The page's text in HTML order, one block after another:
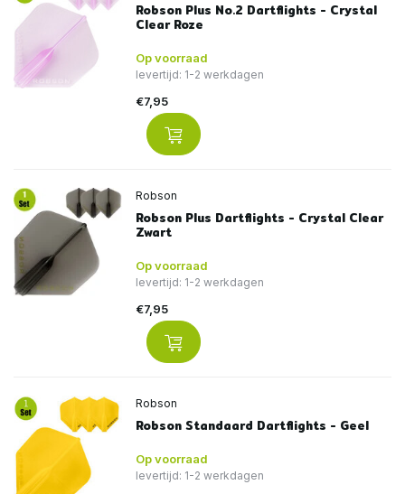
Robson Plus No.2 Dartflights - Crystal
Clear Roze
Op voorraad
levertijd: 1-2 werkdagen
€7,95
Robson
Robson Plus Dartflights - Crystal Clear
Zwart
Op voorraad
levertijd: 1-2 werkdagen
€7,95
Robson
Robson Standaard Dartflights - Geel
Op voorraad
levertijd: 1-2 werkdagen